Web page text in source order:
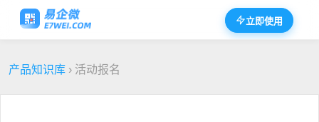
立即使用
产品知识库 › 活动报名